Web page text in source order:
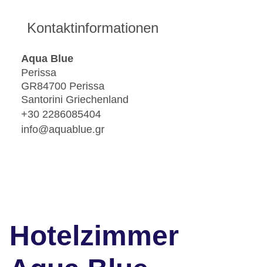
Kontaktinformationen
Aqua Blue
Perissa
GR84700 Perissa
Santorini Griechenland
+30 2286085404
info@aquablue.gr
Hotelzimmer